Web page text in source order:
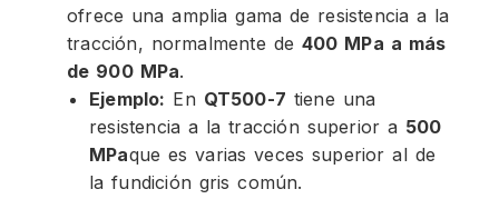
ofrece una amplia gama de resistencia a la
tracción, normalmente de 400 MPa a más
de 900 MPa.
Ejemplo: En QT500-7 tiene una
resistencia a la tracción superior a 500
MPaque es varias veces superior al de
la fundición gris común.